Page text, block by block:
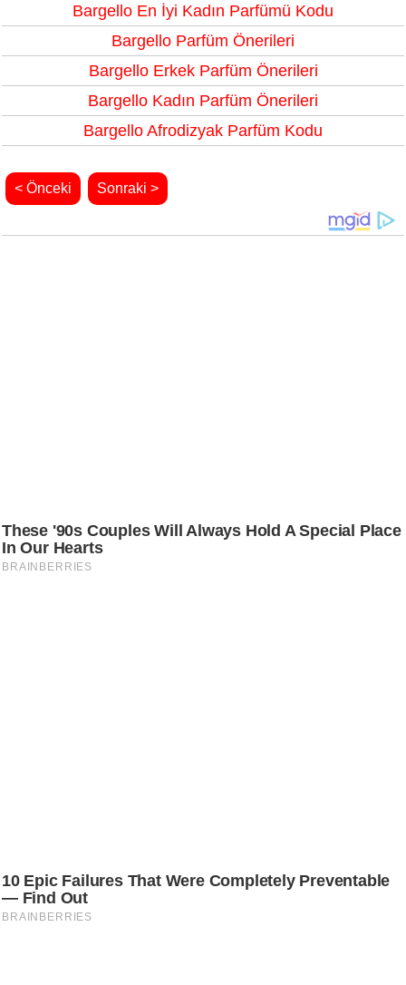
Bargello En İyi Kadın Parfümü Kodu
Bargello Parfüm Önerileri
Bargello Erkek Parfüm Önerileri
Bargello Kadın Parfüm Önerileri
Bargello Afrodizyak Parfüm Kodu
< Önceki Sonraki >